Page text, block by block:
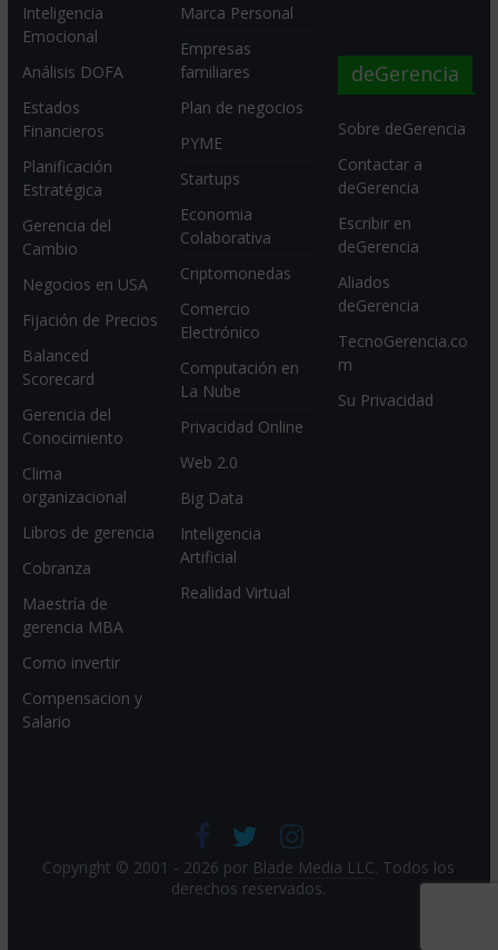
Inteligencia
Emocional
Análisis DOFA
Estados
Financieros
Planificación
Estratégica
Gerencia del
Cambio
Negocios en USA
Fijación de Precios
Balanced
Scorecard
Gerencia del
Conocimiento
Clima
organizacional
Libros de gerencia
Cobranza
Maestría de
gerencia MBA
Como invertir
Compensacion y
Salario
Marca Personal
Empresas
familiares
Plan de negocios
PYME
Startups
Economia
Colaborativa
Criptomonedas
Comercio
Electrónico
Computación en
La Nube
Privacidad Online
Web 2.0
Big Data
Inteligencia
Artificial
Realidad Virtual
deGerencia
Sobre deGerencia
Contactar a
deGerencia
Escribir en
deGerencia
Aliados
deGerencia
TecnoGerencia.co
m
Su Privacidad
Copyright © 2001 - 2026 por Blade Media LLC. Todos los
derechos reservados.